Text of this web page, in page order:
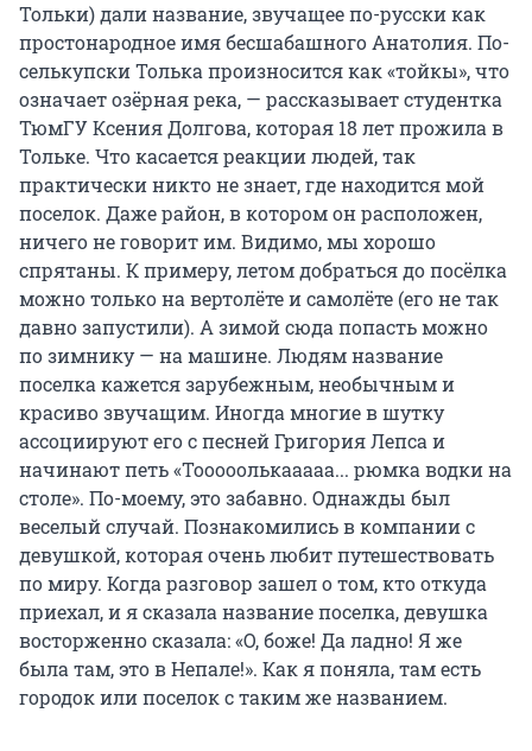
Тольки) дали название, звучащее по-русски как
простонародное имя бесшабашного Анатолия. По-
селькупски Толька произносится как «тойкы», что
означает озёрная река, — рассказывает студентка
ТюмГУ Ксения Долгова, которая 18 лет прожила в
Тольке. Что касается реакции людей, так
практически никто не знает, где находится мой
поселок. Даже район, в котором он расположен,
ничего не говорит им. Видимо, мы хорошо
спрятаны. К примеру, летом добраться до посёлка
можно только на вертолёте и самолёте (его не так
давно запустили). А зимой сюда попасть можно
по зимнику — на машине. Людям название
поселка кажется зарубежным, необычным и
красиво звучащим. Иногда многие в шутку
ассоциируют его с песней Григория Лепса и
начинают петь «Тооооолькааааа... рюмка водки на
столе». По-моему, это забавно. Однажды был
веселый случай. Познакомились в компании с
девушкой, которая очень любит путешествовать
по миру. Когда разговор зашел о том, кто откуда
приехал, и я сказала название поселка, девушка
восторженно сказала: «О, боже! Да ладно! Я же
была там, это в Непале!». Как я поняла, там есть
городок или поселок с таким же названием.